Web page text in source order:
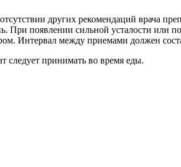
других рекомендаций врача
При появлении сильной усталости
Интервал между приемами должен
следует принимать во время еды.